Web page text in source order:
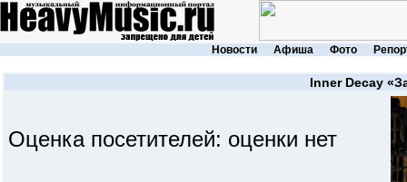
Новости Афиша Фото
Inner Decay
Оценка посетителей: оценки нет